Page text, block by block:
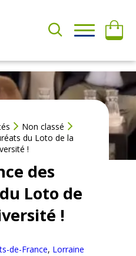
A
H
É
R
R
F
i
Non classé
du Loto de la
!
des
Loto de
!
de-France, Lorraine